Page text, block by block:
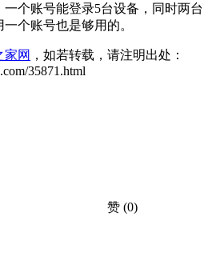
个账号能登录5台设备，同时两台
个账号也是够用的。
家网 ，如若转载，请注明出处：
35871.html
赞 (0)